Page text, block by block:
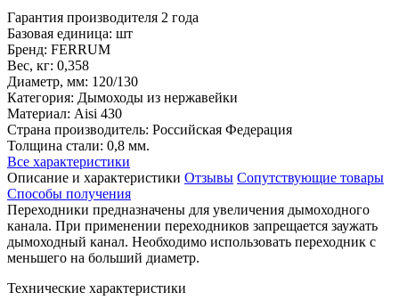
Гарантия производителя 2 года
Базовая единица: шт
Бренд: FERRUM
Вес, кг: 0,358
Диаметр, мм: 120/130
Категория: Дымоходы из нержавейки
Материал: Aisi 430
Страна производитель: Российская Федерация
Толщина стали: 0,8 мм.
Все характеристики
Описание и характеристики Отзывы Сопутствующие товары
Способы получения
Переходники предназначены для увеличения дымоходного
канала. При применении переходников запрещается заужать
дымоходный канал. Необходимо использовать переходник с
меньшего на больший диаметр.
Технические характеристики